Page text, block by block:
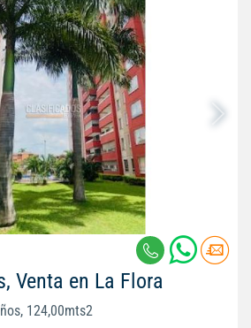
Venta en La Flora
124,00mts2